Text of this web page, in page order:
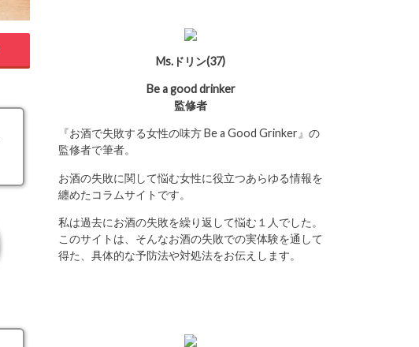
Ms.ドリン(37)
Be a good drinker
監修者
『お酒で失敗する女性の味方Be a Good Grinker』の
監修者で筆者。
お酒の失敗に関して悩む女性に役立つあらゆる情報を
纏めたコラムサイトです。
私は過去にお酒の失敗を繰り返して悩む１人でした。
このサイトは、そんなお酒の失敗での実体験を通して
得た、具体的な予防法や対処法をお伝えします。